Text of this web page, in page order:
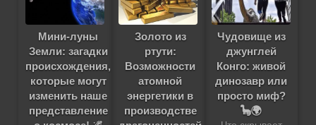
Мини-луны
Земли: загадки
происхождения,
которые могут
изменить наше
представление
Золото из
ртути:
Возможности
атомной
энергетики в
производстве
Чудовище из
джунглей
Конго: живой
динозавр или
просто миф?
🦕🌍